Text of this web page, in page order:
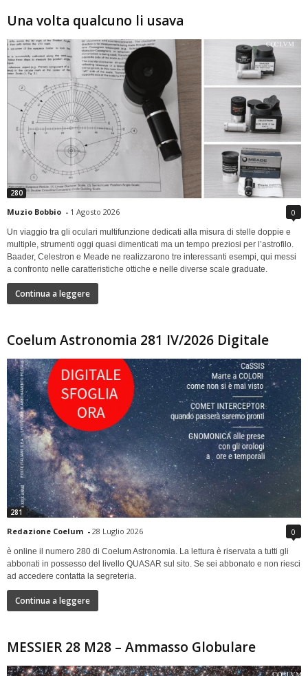
Una volta qualcuno li usava
280
Muzio Bobbio - 1 Agosto 2026 0
Un viaggio tra gli oculari multifunzione dedicati alla misura di stelle doppie e
multiple, strumenti oggi quasi dimenticati ma un tempo preziosi per l’astrofilo.
Baader, Celestron e Meade ne realizzarono tre interessanti esempi, qui messi
a confronto nelle caratteristiche ottiche e nelle diverse scale graduate.
Continua a leggere
Coelum Astronomia 281 IV/2026 Digitale
281
Redazione Coelum - 28 Luglio 2026 0
è online il numero 280 di Coelum Astronomia. La lettura è riservata a tutti gli
abbonati in possesso del livello QUASAR sul sito. Se sei abbonato e non riesci
ad accedere contatta la segreteria.
Continua a leggere
MESSIER 28 M28 – Ammasso Globulare